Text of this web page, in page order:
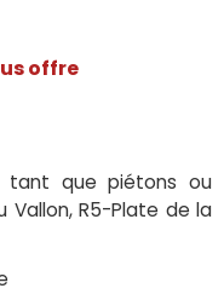
offre
tant que piétons ou
R5-Plate de la